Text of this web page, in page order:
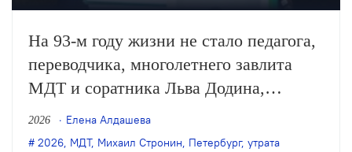
На 93-м году жизни не стало педагога,
переводчика, многолетнего завлита
МДТ и соратника Льва Додина,
заслуженного деятеля искусств России
Михаила Стронина. О смерти
2026
Елена Алдашева
2026, МДТ, Михаил Стронин, Петербург, утрата